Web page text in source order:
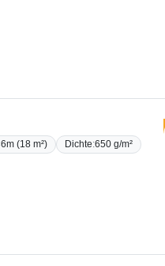
(18 m²) Dichte:650 g/m²